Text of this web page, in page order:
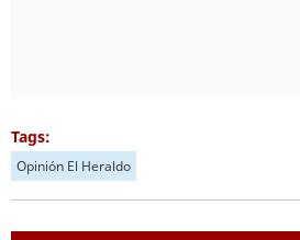
Tags:
Opinión El Heraldo